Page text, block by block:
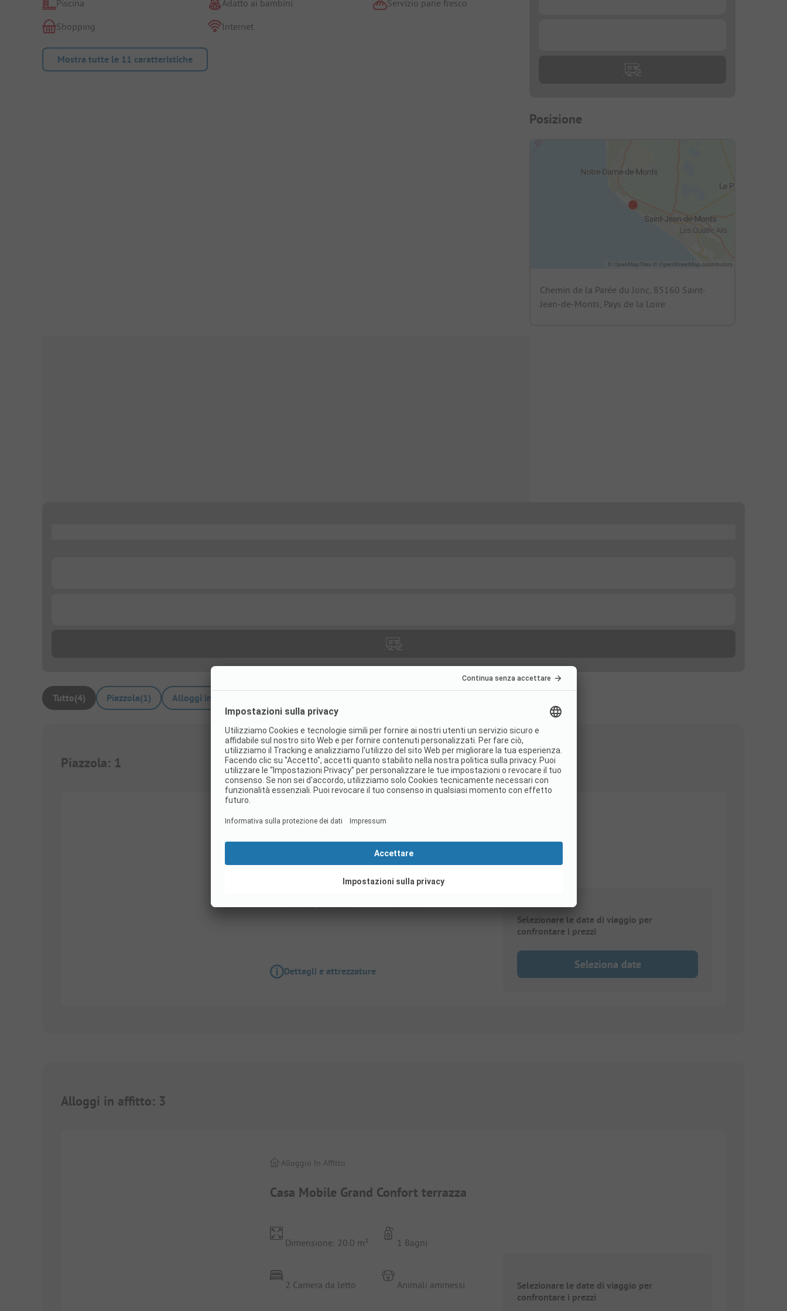
Piscina Adatto ai bambini
Servizio pane fresco
Shopping
Internet
Mostra tutte le 11 caratteristiche
Posizione
Chemin de la Parée du Jonc, 85160 Saint-
Jean-de-Monts, Pays de la Loire
Tutto(4) Piazzola(1) Alloggi in affitto
Piazzola: 1 1/3
Forfait A : Piazzola + Auto
Piazzola
Dettagli e attrezzature
Selezionare le date di viaggio per
confrontare i prezzi
Seleziona date
Alloggi in affitto: 3
Casa Mobile Grand Confort terrazza
Alloggio In Affitto
Dimensione: 20.0 m²
2 Camera da letto
1 Bagni
Animali ammessi
Selezionare le date di viaggio per
confrontare i prezzi